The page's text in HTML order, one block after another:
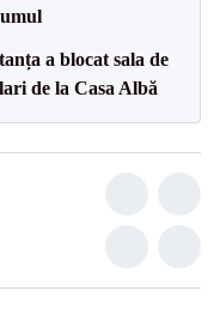
a blocat sala de
de la Casa Albă